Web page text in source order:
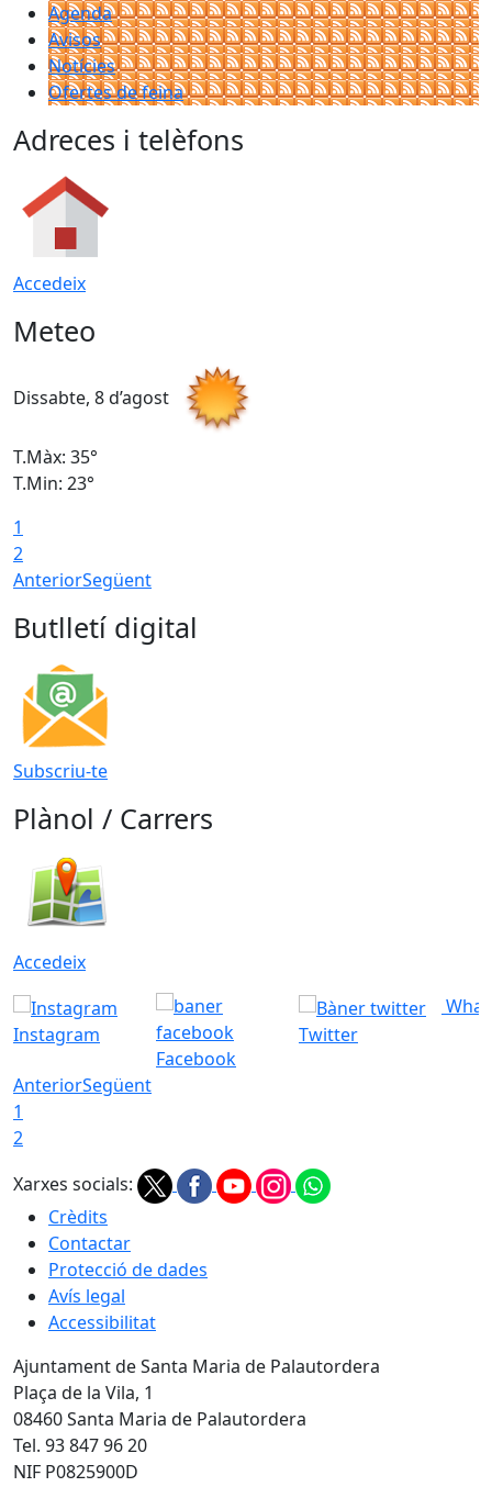
Agenda
Avisos
Notícies
Ofertes de feina
Adreces i telèfons
Accedeix
Meteo
Dissabte, 8 d’agost
T.Màx: 35°
T.Min: 23°
1
2
AnteriorSegüent
Butlletí digital
Subscriu-te
Plànol / Carrers
Accedeix
Instagram
Facebook
Twitter
AnteriorSegüent
1
2
Xarxes socials:
Crèdits
Contactar
Protecció de dades
Avís legal
Accessibilitat
Ajuntament de Santa Maria de Palautordera
Plaça de la Vila, 1
08460 Santa Maria de Palautordera
Tel. 93 847 96 20
NIF P0825900D